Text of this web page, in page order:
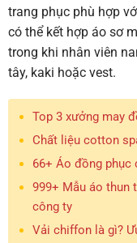
trang phục phù hợp
có thể kết hợp áo sơ
trong khi nhân viên
tây, kaki hoặc vest.
Top 3 xưởng may
Chất liệu cotton
66+ Áo đồng phục
999+ Mẫu áo thun
công ty
Vải chiffon là gì?